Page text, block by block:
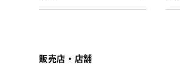
販売店・店舗